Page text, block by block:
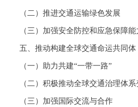
（二）推进交通运输绿色发展
（三）加强安全防控和应急保障能
五、推动构建全球交通命运共同体
（一）助力共建“一带一路”
（二）积极推动全球交通治理体系
（三）加强国际交流与合作